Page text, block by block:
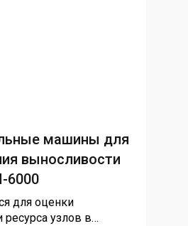
машины для
выносливости
6000
для оценки
ресурса узлов в